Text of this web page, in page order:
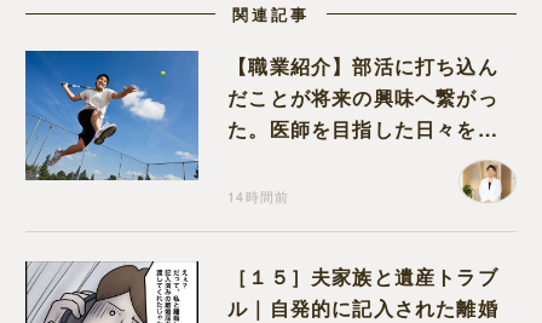
関連記事
【職業紹介】部活に打ち込ん
だことが将来の興味へ繋がっ
た。医師を目指した日々を振
14時間前
［１５］夫家族と遺産トラブ
ル｜自発的に記入された離婚